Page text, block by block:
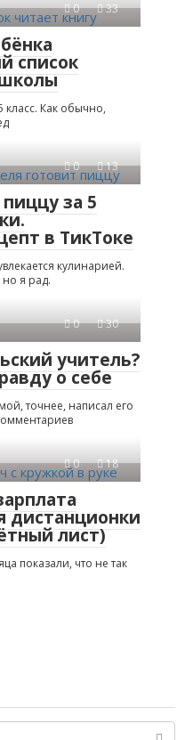
0 33
список
класс. Как обычно,
0 13
за 5
в ТикТоке
кулинарией.
я рад.
0 30
учитель?
о себе
точнее, написал его
0 18
дистанционки
лист)
показали, что не так